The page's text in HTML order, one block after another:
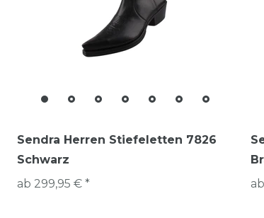
Sendra Herren Stiefeletten 7826
Schwarz
ab 299,95 € *